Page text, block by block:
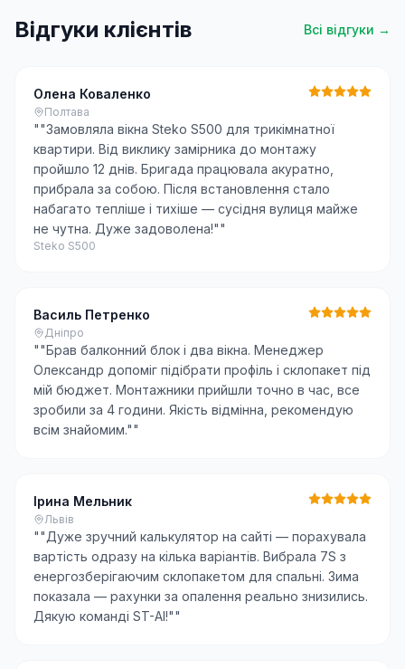
Відгуки клієнтів Всі відгуки →
Олена Коваленко
Полтава
""Замовляла вікна Steko S500 для трикімнатної
квартири. Від виклику замірника до монтажу
пройшло 12 днів. Бригада працювала акуратно,
прибрала за собою. Після встановлення стало
набагато тепліше і тихіше — сусідня вулиця майже
не чутна. Дуже задоволена!""
Steko S500
Василь Петренко
Дніпро
""Брав балконний блок і два вікна. Менеджер
Олександр допоміг підібрати профіль і склопакет під
мій бюджет. Монтажники прийшли точно в час, все
зробили за 4 години. Якість відмінна, рекомендую
всім знайомим.""
Ірина Мельник
Львів
""Дуже зручний калькулятор на сайті — порахувала
вартість одразу на кілька варіантів. Вибрала 7S з
енергозберігаючим склопакетом для спальні. Зима
показала — рахунки за опалення реально знизились.
Дякую команді ST-AI!""